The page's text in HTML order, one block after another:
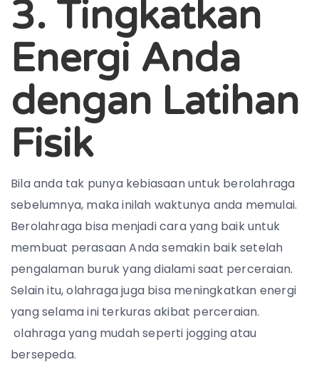
3. Tingkatkan
Energi Anda
dengan Latihan
Fisik
Bila anda tak punya kebiasaan untuk berolahraga
sebelumnya, maka inilah waktunya anda memulai.
Berolahraga bisa menjadi cara yang baik untuk
membuat perasaan Anda semakin baik setelah
pengalaman buruk yang dialami saat perceraian.
Selain itu, olahraga juga bisa meningkatkan energi
yang selama ini terkuras akibat perceraian.
olahraga yang mudah seperti jogging atau
bersepeda.